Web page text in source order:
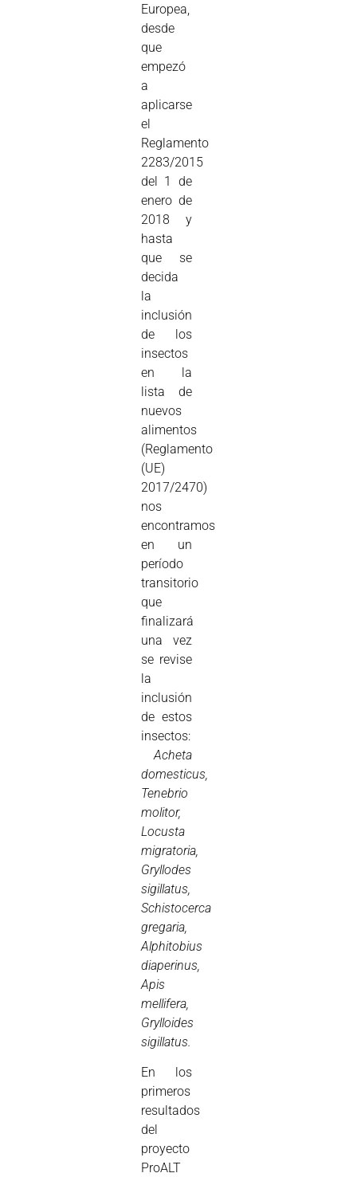
Europea,
desde
que
empezó
a
aplicarse
el
Reglamento
2283/2015
del 1 de
enero de
2018 y
hasta
que se
decida
la
inclusión
de los
insectos
en la
lista de
nuevos
alimentos
(Reglamento
(UE)
2017/2470)
nos
encontramos
en un
período
transitorio
que
finalizará
una vez
se revise
la
inclusión
de estos
insectos:
Acheta
domesticus,
Tenebrio
molitor,
Locusta
migratoria,
Gryllodes
sigillatus,
Schistocerca
gregaria,
Alphitobius
diaperinus,
Apis
mellifera,
Grylloides
sigillatus.
En los
primeros
resultados
del
proyecto
ProALT